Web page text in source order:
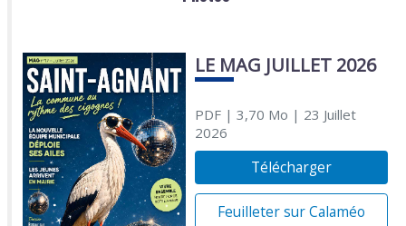
LE MAG JUILLET 2026
PDF| 3,70 Mo | 23 Juillet
2026
Télécharger
Feuilleter sur Calaméo